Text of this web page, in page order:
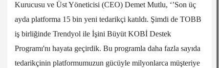
Kurucusu ve Üst Yöneticisi (CEO) Demet Mutlu, ‘’Son üç
ayda platforma 15 bin yeni tedarikçi katıldı. Şimdi de TOBB
iş birliğinde Trendyol ile İşini Büyüt KOBİ Destek
Programı'nı hayata geçirdik. Bu programla daha fazla sayıda
tedarikçinin platformumuzun gücüyle milyonlarca müşteriye